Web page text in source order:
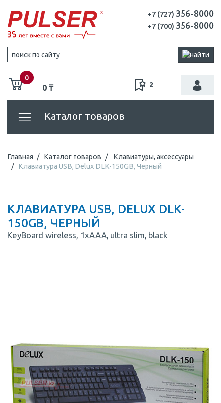
+7 (727) 356-8000
+7 (700) 356-8000
0
0 ₸ 2
Каталог товаров
Главная Каталог товаров
Клавиатуры, аксессуары
Клавиатура USB, Delux DLK-150GB, Черный
КЛАВИАТУРА USB, DELUX DLK-
150GB, ЧЕРНЫЙ
KeyBoard wireless, 1xAAA, ultra slim, black